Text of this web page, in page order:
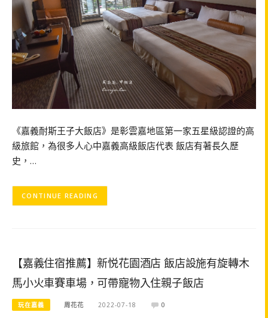
《嘉義耐斯王子大飯店》是彰雲嘉地區第一家五星級認證的高
級旅館，為很多人心中嘉義高級飯店代表 飯店有著長久歷
史，…
CONTINUE READING
【嘉義住宿推薦】新悦花園酒店 飯店設施有旋轉木
馬小火車賽車場，可帶寵物入住親子飯店
玩在嘉義 周花花 2022-07-18 0